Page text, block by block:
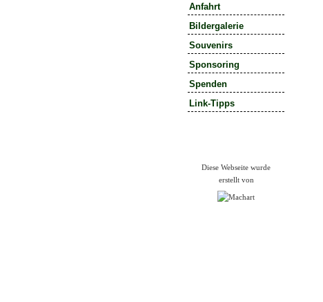
Anfahrt
Bildergalerie
Souvenirs
Sponsoring
Spenden
Link-Tipps
Diese Webseite wurde
erstellt von